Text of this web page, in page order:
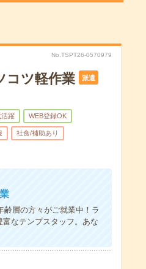
No.TSPT26-0570979
コツ軽作業 派遣
活躍 WEB登録OK
社食/補助あり
齢層の方々がご就業中！ラ
なテンプスタッフ。あな